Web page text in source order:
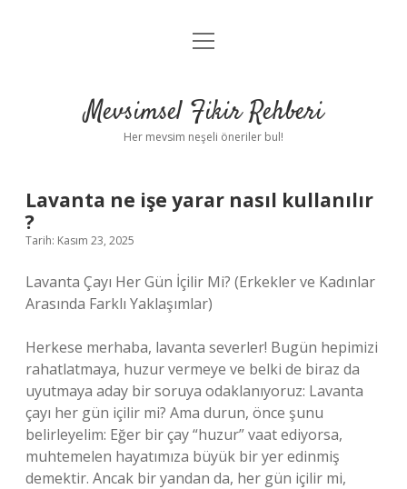
Anasayfa
Yasal Uyarı
menüyü
Mevsimsel Fikir Rehberi
Her mevsim neşeli öneriler bul!
Lavanta ne işe yarar nasıl kullanılır
?
Tarih: Kasım 23, 2025
Lavanta Çayı Her Gün İçilir Mi? (Erkekler ve Kadınlar
Arasında Farklı Yaklaşımlar)
Herkese merhaba, lavanta severler! Bugün hepimizi
rahatlatmaya, huzur vermeye ve belki de biraz da
uyutmaya aday bir soruya odaklanıyoruz: Lavanta
çayı her gün içilir mi? Ama durun, önce şunu
belirleyelim: Eğer bir çay “huzur” vaat ediyorsa,
muhtemelen hayatımıza büyük bir yer edinmiş
demektir. Ancak bir yandan da, her gün içilir mi,